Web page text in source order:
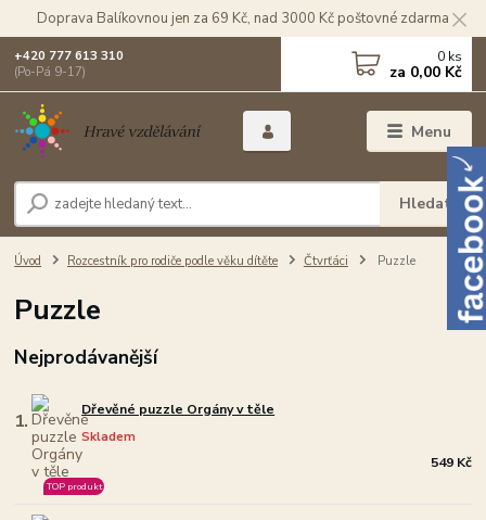
Doprava Balíkovnou jen za 69 Kč, nad 3000 Kč poštovné zdarma
Menu
Hledat
+420 777 613 310
(Po-Pá 9-17)
0 ks
za 0,00 Kč
Úvod Rozcestník pro rodiče podle věku dítěte Čtvrťáci Puzzle
Puzzle
Nejprodávanější
1. Dřevěné puzzle Orgány v těle
Skladem
TOP produkt
549 Kč